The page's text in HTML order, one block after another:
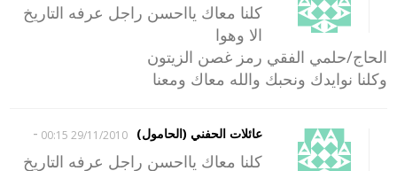
كلنا معاك يااحسن راجل عرفه التاريخ
الا وهوا
الحاج/حلمي الفقي رمز غصن الزيتون
وكلنا نوايدك ونحبك والله معاك ومعنا
عائلات الحفني (الحامول) 29/11/2010 00:15
-
كلنا معاك يااحسن راجل عرفه التاريخ